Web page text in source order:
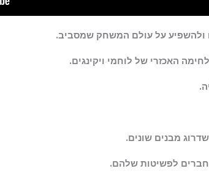
האכזרי של לוחמי ויקינגים.
מבנים שונים.
חברים לפשיטות שלהם.